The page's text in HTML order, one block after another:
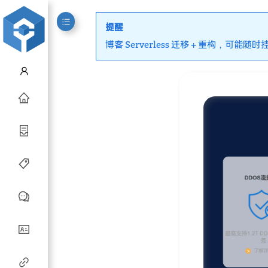
提醒
博客 Serverless 迁移 + 重构，可能随时